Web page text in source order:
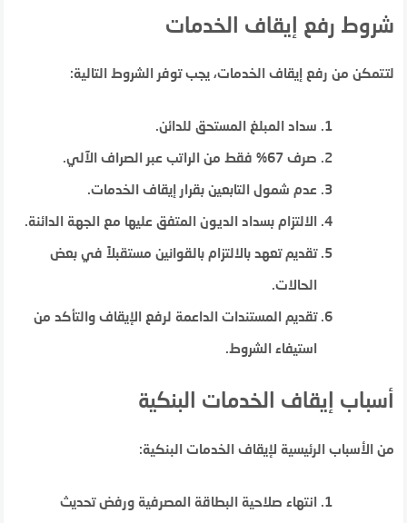
شروط رفع إيقاف الخدمات
لتتمكن من رفع إيقاف الخدمات، يجب توفر الشروط التالية:
سداد المبلغ المستحق للدائن.
صرف 67% فقط من الراتب عبر الصراف الآلي.
عدم شمول التابعين بقرار إيقاف الخدمات.
الالتزام بسداد الديون المتفق عليها مع الجهة الدائنة.
تقديم تعهد بالالتزام بالقوانين مستقبلاً في بعض
الحالات.
تقديم المستندات الداعمة لرفع الإيقاف والتأكد من
استيفاء الشروط.
أسباب إيقاف الخدمات البنكية
من الأسباب الرئيسية لإيقاف الخدمات البنكية:
انتهاء صلاحية البطاقة المصرفية ورفض تحديث